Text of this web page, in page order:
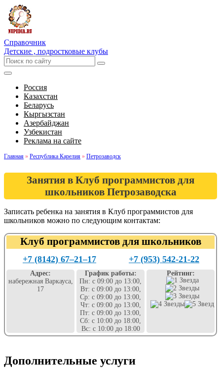
Справочник
Детские , подростковые клубы
Россия
Казахстан
Беларусь
Кыргызстан
Азербайджан
Узбекистан
Реклама на сайте
Главная » Республика Карелия » Петрозаводск
Занятия в Клуб программистов для
школьников Петрозаводска
Записать ребенка на занятия в Клуб программистов для
школьников можно по следующим контактам:
Клуб программистов для школьников
+7 (8142) 67‒21‒17 +7 (953) 542-21-22
Адрес:
набережная Варкауса,
17
График работы:
Пн: с 09:00 до 13:00,
Вт: с 09:00 до 13:00,
Ср: с 09:00 до 13:00,
Чт: с 09:00 до 13:00,
Пт: с 09:00 до 13:00,
Сб: с 10:00 до 18:00,
Вс: с 10:00 до 18:00
Рейтинг:
Дополнительные услуги